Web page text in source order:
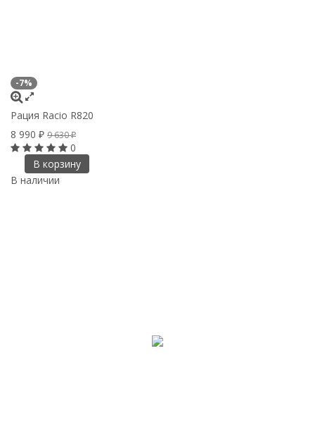
-7%
Рация Racio R820
8 990 ₽ 9 630₽
0
В корзину
В наличии